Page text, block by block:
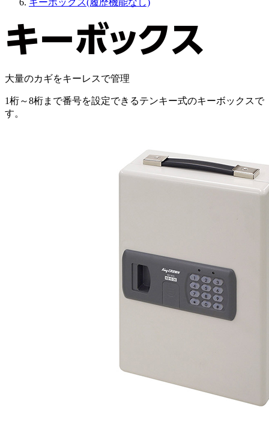
大量のカギをキーレスで管理
1桁～8桁まで番号を設定できるテンキー式のキーボックスで
す。